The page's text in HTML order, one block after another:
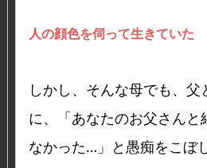
人の顔色を伺って生きていた
しかし、そんな母でも、
に、「あなたのお父さんと
なかった…」と愚痴をこぼ